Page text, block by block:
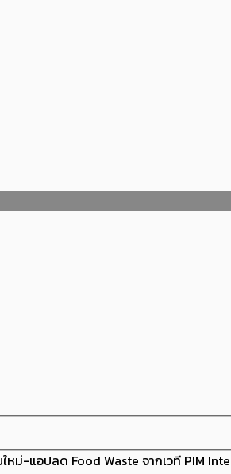
ใหม่-แอปลด Food Waste จากเวที PIM